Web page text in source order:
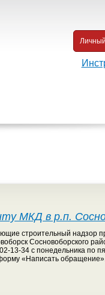
МКД в р.п.
строительный надзор
Сосновоборского
13-34 с понедельника по
«Написать